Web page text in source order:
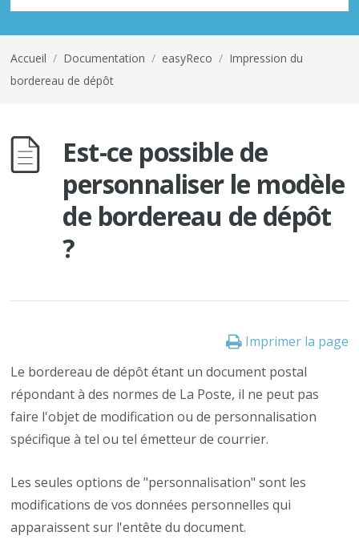
Accueil / Documentation / easyReco / Impression du
bordereau de dépôt
Est-ce possible de
personnaliser le modèle
de bordereau de dépôt
?
Imprimer la page
Le bordereau de dépôt étant un document postal
répondant à des normes de La Poste, il ne peut pas
faire l'objet de modification ou de personnalisation
spécifique à tel ou tel émetteur de courrier.
Les seules options de "personnalisation" sont les
modifications de vos données personnelles qui
apparaissent sur l'entête du document.